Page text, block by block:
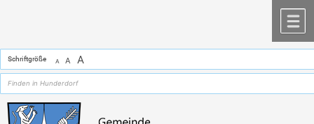
Schriftgröße A A A